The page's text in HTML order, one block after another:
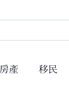
房產 移民